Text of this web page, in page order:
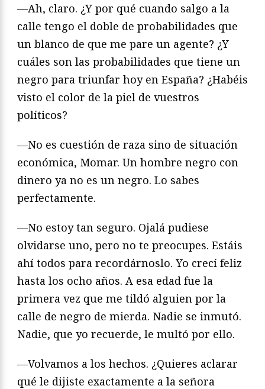
—Ah, claro. ¿Y por qué cuando salgo a la
calle tengo el doble de probabilidades que
un blanco de que me pare un agente? ¿Y
cuáles son las probabilidades que tiene un
negro para triunfar hoy en España? ¿Habéis
visto el color de la piel de vuestros
políticos?
—No es cuestión de raza sino de situación
económica, Momar. Un hombre negro con
dinero ya no es un negro. Lo sabes
perfectamente.
—No estoy tan seguro. Ojalá pudiese
olvidarse uno, pero no te preocupes. Estáis
ahí todos para recordárnoslo. Yo crecí feliz
hasta los ocho años. A esa edad fue la
primera vez que me tildó alguien por la
calle de negro de mierda. Nadie se inmutó.
Nadie, que yo recuerde, le multó por ello.
—Volvamos a los hechos. ¿Quieres aclarar
qué le dijiste exactamente a la señora